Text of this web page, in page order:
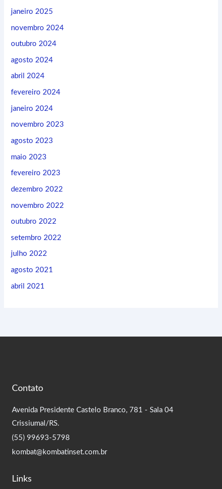
janeiro 2025
novembro 2024
outubro 2024
agosto 2024
abril 2024
fevereiro 2024
janeiro 2024
novembro 2023
agosto 2023
maio 2023
fevereiro 2023
dezembro 2022
novembro 2022
outubro 2022
setembro 2022
julho 2022
agosto 2021
abril 2021
Links
Contato
Avenida Presidente Castelo Branco, 781 - Sala 04
Crissiumal/RS.
(55) 99693-5798
kombat@kombatinset.com.br